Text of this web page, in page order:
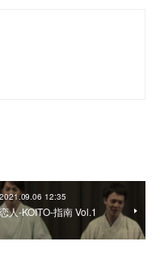
2021.09.06 12:35
恋人-KOITO-指南 Vol.1